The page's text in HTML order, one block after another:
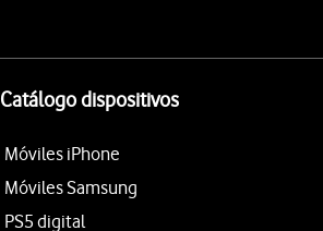
Catálogo dispositivos
Móviles iPhone
Móviles Samsung
PS5 digital